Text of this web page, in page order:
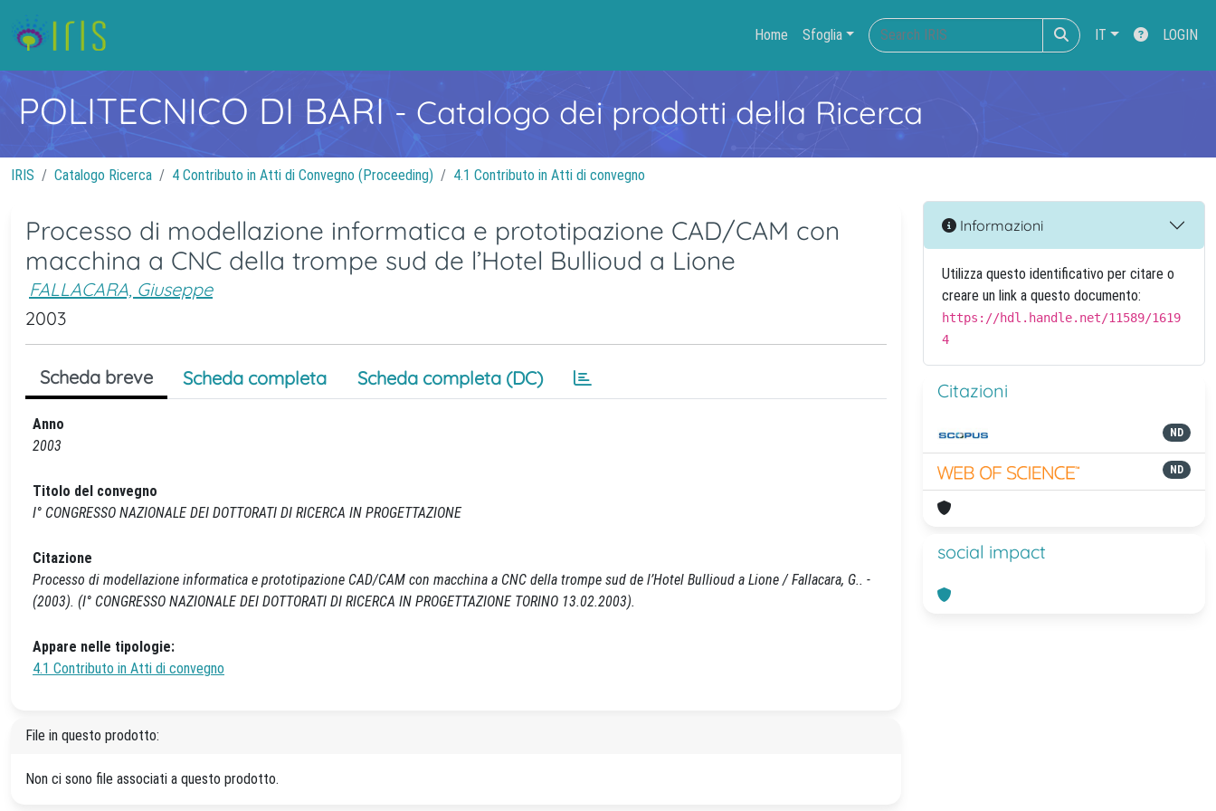
Home Sfoglia IT LOGIN
POLITECNICO DI BARI- Catalogo dei prodotti della Ricerca
IRIS Catalogo Ricerca 4 Contributo in Atti di Convegno (Proceeding) 4.1 Contributo in Atti di convegno
Processo di modellazione informatica e prototipazione CAD/CAM con
macchina a CNC della trompe sud de l’Hotel Bullioud a Lione
FALLACARA, Giuseppe
2003
Scheda breve Scheda completa Scheda completa (DC)
Anno
2003
Titolo del convegno
I° CONGRESSO NAZIONALE DEI DOTTORATI DI RICERCA IN PROGETTAZIONE
Citazione
Processo di modellazione informatica e prototipazione CAD/CAM con macchina a CNC della trompe sud de l’Hotel Bullioud a Lione / Fallacara, G.. -
(2003). (I° CONGRESSO NAZIONALE DEI DOTTORATI DI RICERCA IN PROGETTAZIONE TORINO 13.02.2003).
Appare nelle tipologie:
4.1 Contributo in Atti di convegno
File in questo prodotto:
Non ci sono file associati a questo prodotto.
Informazioni
Utilizza questo identificativo per citare o
creare un link a questo documento:
https://hdl.handle.net/11589/1619
4
Citazioni
ND
ND
social impact